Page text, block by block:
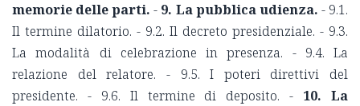
memorie delle parti. - 9. La pubblica udienza. - 9.1.
Il termine dilatorio. - 9.2. Il decreto presidenziale. - 9.3.
La modalità di celebrazione in presenza. - 9.4. La
relazione del relatore. - 9.5. I poteri direttivi del
presidente. - 9.6. Il termine di deposito. - 10. La